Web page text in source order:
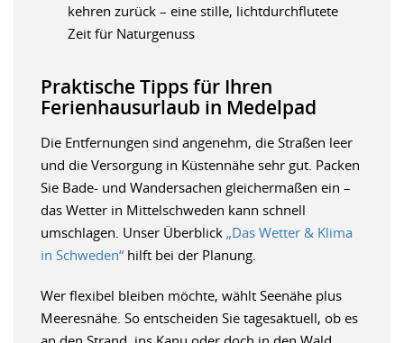
kehren zurück – eine stille, lichtdurchflutete
Zeit für Naturgenuss
Praktische Tipps für Ihren
Ferienhausurlaub in Medelpad
Die Entfernungen sind angenehm, die Straßen leer
und die Versorgung in Küstennähe sehr gut. Packen
Sie Bade- und Wandersachen gleichermaßen ein –
das Wetter in Mittelschweden kann schnell
umschlagen. Unser Überblick „Das Wetter & Klima
in Schweden“ hilft bei der Planung.
Wer flexibel bleiben möchte, wählt Seenähe plus
Meeresnähe. So entscheiden Sie tagesaktuell, ob es